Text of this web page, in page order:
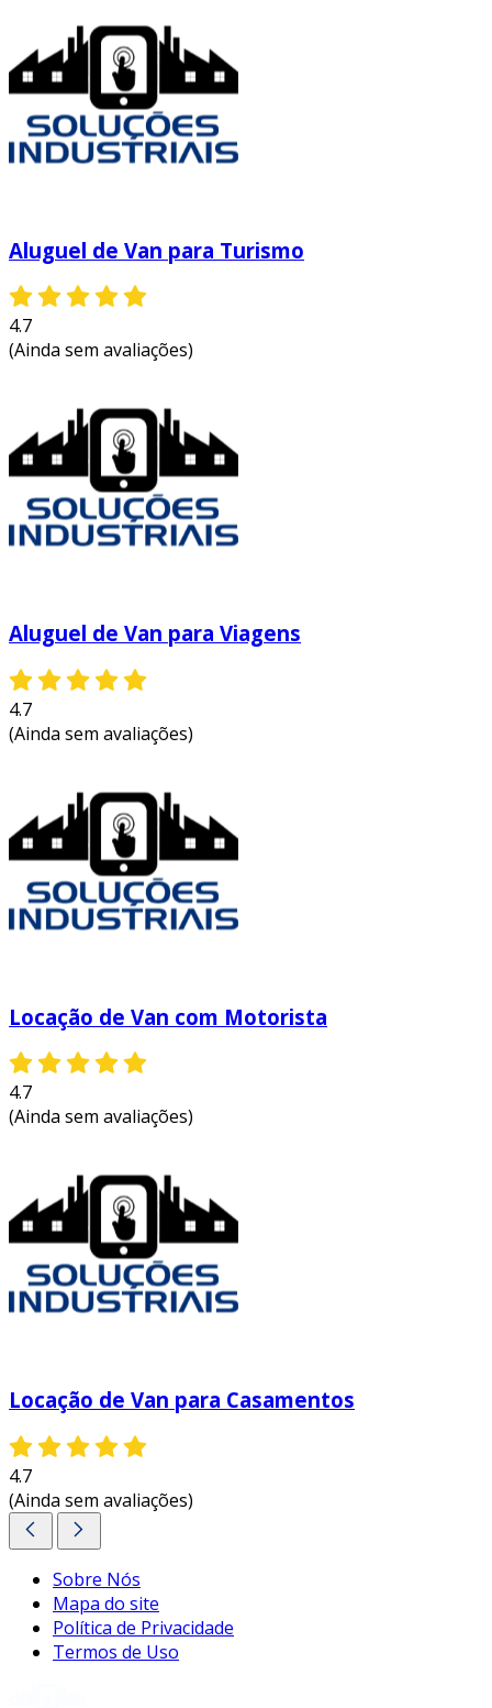
Aluguel de Van para Turismo
4.7
(Ainda sem avaliações)
Aluguel de Van para Viagens
4.7
(Ainda sem avaliações)
Locação de Van com Motorista
4.7
(Ainda sem avaliações)
Locação de Van para Casamentos
4.7
(Ainda sem avaliações)
Sobre Nós
Mapa do site
Política de Privacidade
Termos de Uso